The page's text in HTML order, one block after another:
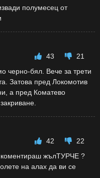
полумесец от
43
21
черно-бял. Вече за трети
Затова пред Локомотив
а пред Коматево
42
22
жълТУРЧЕ ?
на алах да ви се